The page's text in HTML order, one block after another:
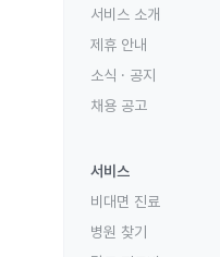
서비스 소개
제휴 안내
소식 · 공지
채용 공고
서비스
비대면 진료
병원 찾기